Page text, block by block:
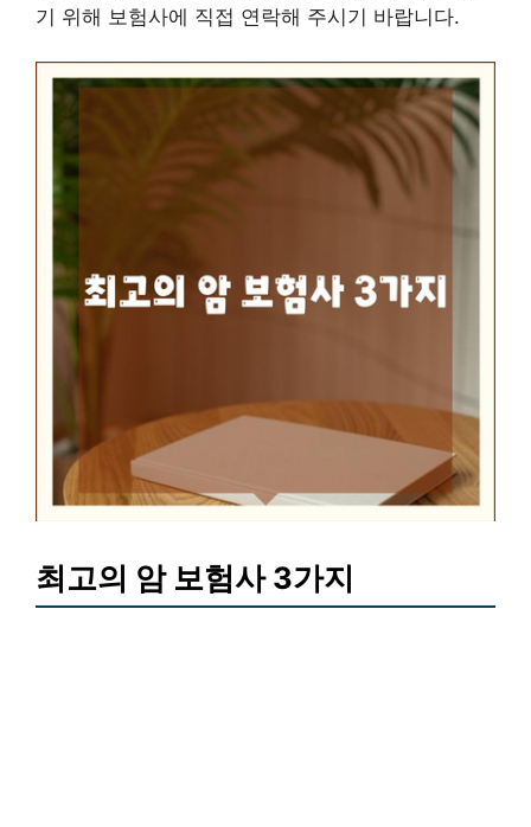
기 위해 보험사에 직접 연락해 주시기 바랍니다.
최고의 암 보험사 3가지